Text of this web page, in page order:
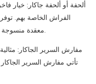
ألحفة أو ألحفة جاكار: خيار
الفراش الخاصة بهم. توفر
معقدة منسوجة في القماش للحصول على مظهر مذهل.
مفارش السرير الجاكار:
تأتي مفارش السرير